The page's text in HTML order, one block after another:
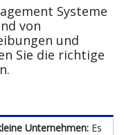
Systeme
von
und
Sie die richtige
Unternehmen: Es